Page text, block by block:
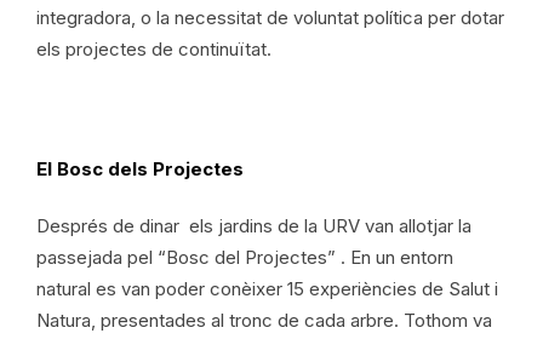
integradora, o la necessitat de voluntat política per dotar
els projectes de continuïtat.
El Bosc dels Projectes
Després de dinar els jardins de la URV van allotjar la
passejada pel “Bosc del Projectes” . En un entorn
natural es van poder conèixer 15 experiències de Salut i
Natura, presentades al tronc de cada arbre. Tothom va